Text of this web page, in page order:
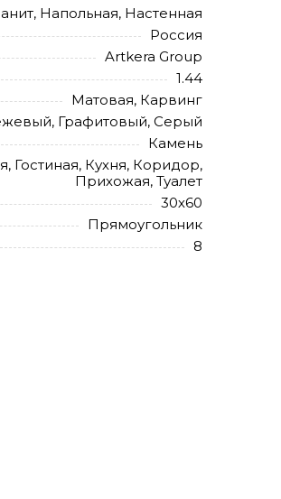
Напольная, Настенная
Россия
Artkera Group
1.44
Матовая, Карвинг
Графитовый, Серый
Камень
Гостиная, Кухня, Коридор,
Прихожая, Туалет
30х60
Прямоугольник
8